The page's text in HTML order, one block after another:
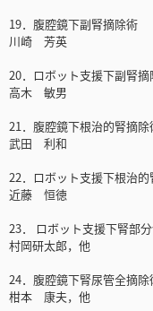
19．腹腔鏡下副腎摘除術
川崎 芳英
20．ロボット支援下副腎摘
高木 敏男
21．腹腔鏡下根治的腎摘除
武田 利和
22．ロボット支援下根治
近藤 恒徳
23． ロボット支援下腎部
村岡研太郎，他
24．腹腔鏡下腎尿管全摘除
柑本 康夫，他